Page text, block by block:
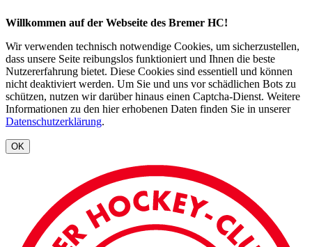
Willkommen auf der Webseite des Bremer HC!
Wir verwenden technisch notwendige Cookies, um sicherzustellen,
dass unsere Seite reibungslos funktioniert und Ihnen die beste
Nutzererfahrung bietet. Diese Cookies sind essentiell und können
nicht deaktiviert werden. Um Sie und uns vor schädlichen Bots zu
schützen, nutzen wir darüber hinaus einen Captcha-Dienst. Weitere
Informationen zu den hier erhobenen Daten finden Sie in unserer
Datenschutzerklärung.
OK